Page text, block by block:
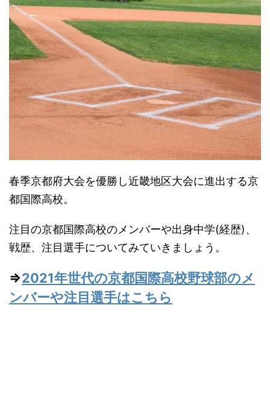
春季京都府大会を優勝し近畿地区大会に進出する京
都国際高校。
注目の京都国際高校のメンバーや出身中学(経歴)、
戦歴、注目選手についてみていきましょう。
⇒2021年世代の京都国際高校野球部のメ
ンバーや注目選手はこちら